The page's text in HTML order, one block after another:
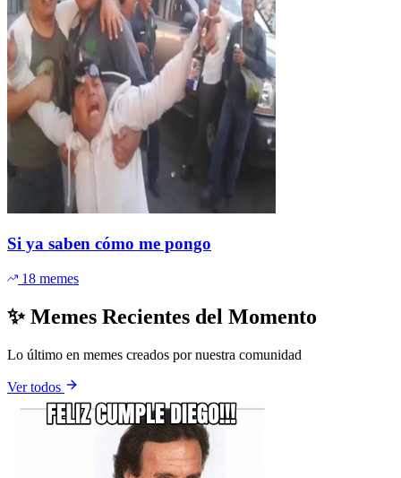
Si ya saben cómo me pongo
18 memes
✨ Memes Recientes del Momento
Lo último en memes creados por nuestra comunidad
Ver todos